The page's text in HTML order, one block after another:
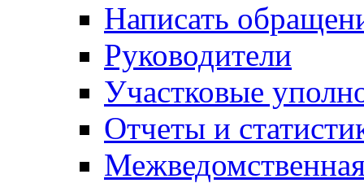
Написать
Руководители
Участковые
Отчеты и